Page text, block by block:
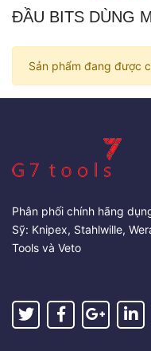
ĐẦU BITS DÙNG
Sản phẩm đang được
Phân phối chính hãng
Sỹ: Knipex, Stahlwille,
Tools và Veto